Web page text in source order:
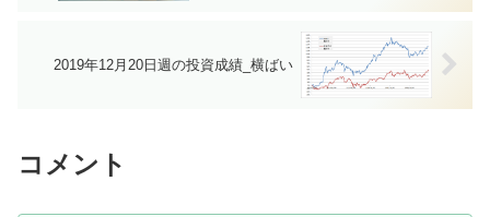
2019年12月20日週の投資成績_横ばい
コメント